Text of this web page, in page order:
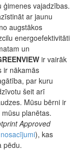
ģimenes vajadzības.
ar jaunu
augstākos
energoefektivitāti
un
ir vairāk
ir nākamās
par kuru
šeit arī
Mūsu bērni ir
planētas.
Approved
), kas
pēdu.